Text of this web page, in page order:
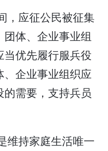
，应征公民被征集
体、企业事业组
优先履行服兵役
、企业事业组织应
需要，支持兵员
维持家庭生活唯一